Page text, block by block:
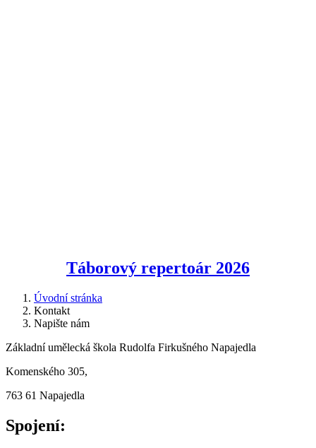
Táborový repertoár 2026
Úvodní stránka
Kontakt
Napište nám
Základní umělecká škola Rudolfa Firkušného Napajedla
Komenského 305,
763 61 Napajedla
Spojení: